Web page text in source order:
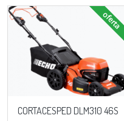
CORTACESPED DLM310 46S
oferta